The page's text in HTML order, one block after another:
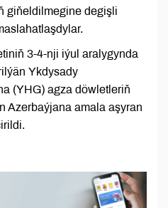
giňeldilmegine degişli
3-4-nji iýul aralygynda
Ykdysady
(YHG) agza döwletleriň
Azerbaýjana amala aşyran